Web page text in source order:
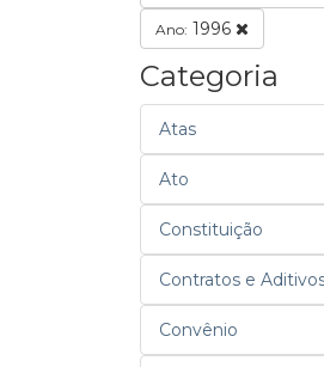
Ano: 1996
Categoria
Atas
Ato
Constituição
Contratos e
Convênio